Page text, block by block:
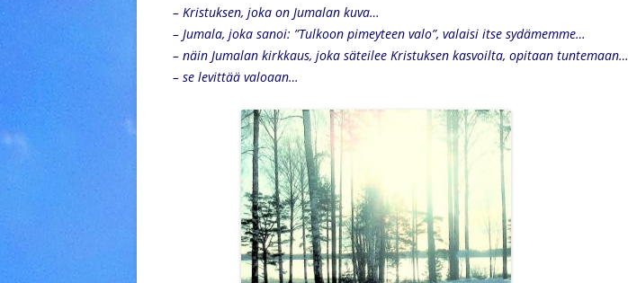
– Kristuksen, joka on Jumalan kuva…
– Jumala, joka sanoi: ”Tulkoon pimeyteen valo”, valaisi itse sydämemme…
– näin Jumalan kirkkaus, joka säteilee Kristuksen kasvoilta, opitaan tuntemaan…
– se levittää valoaan…